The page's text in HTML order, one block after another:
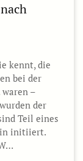
kennt, die
bei der
–
der
Teil eines
initiiert.